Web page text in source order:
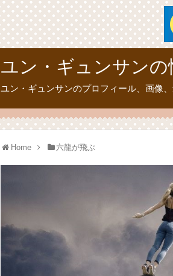
ユン・ギュンサン
ユン・ギュンサンのプロフィール、画像
Home 六龍が飛ぶ